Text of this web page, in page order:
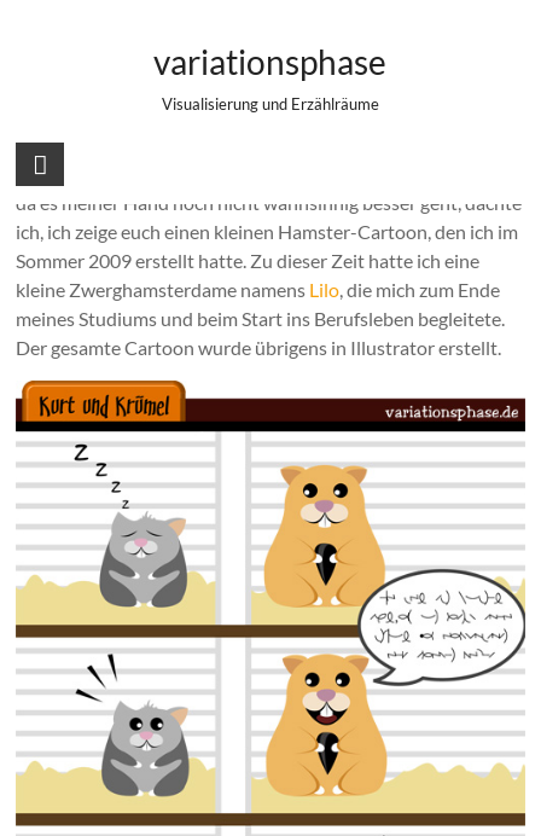
variationsphase
Visualisierung und Erzählräume
Hamster-Cartoon (Archiv)
Hallo zusammen,
da es meiner Hand noch nicht wahnsinnig besser geht, dachte
ich, ich zeige euch einen kleinen Hamster-Cartoon, den ich im
Sommer 2009 erstellt hatte. Zu dieser Zeit hatte ich eine
kleine Zwerghamsterdame namens Lilo, die mich zum Ende
meines Studiums und beim Start ins Berufsleben begleitete.
Der gesamte Cartoon wurde übrigens in Illustrator erstellt.